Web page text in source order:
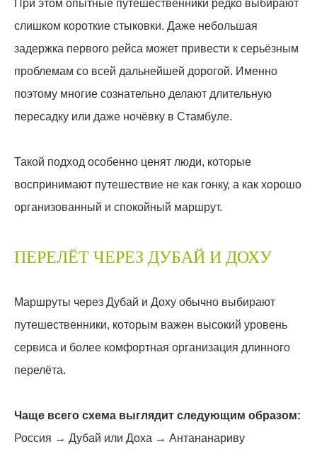
При этом опытные путешественники редко выбирают
слишком короткие стыковки. Даже небольшая
задержка первого рейса может привести к серьёзным
проблемам со всей дальнейшей дорогой. Именно
поэтому многие сознательно делают длительную
пересадку или даже ночёвку в Стамбуле.
Такой подход особенно ценят люди, которые
воспринимают путешествие не как гонку, а как хорошо
организованный и спокойный маршрут.
ПЕРЕЛЁТ ЧЕРЕЗ ДУБАЙ И ДОХУ
Маршруты через Дубай и Доху обычно выбирают
путешественники, которым важен высокий уровень
сервиса и более комфортная организация длинного
перелёта.
Чаще всего схема выглядит следующим образом:
Россия → Дубай или Доха → Антананариву